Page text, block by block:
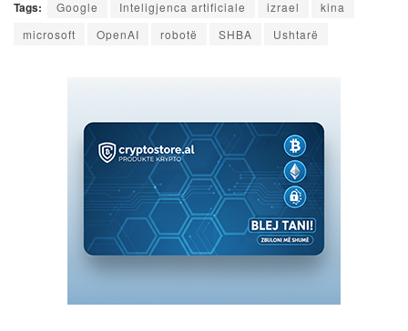
Tags: Google Inteligjenca artificiale izrael
kina
microsoft
OpenAI robotë SHBA Ushtarë